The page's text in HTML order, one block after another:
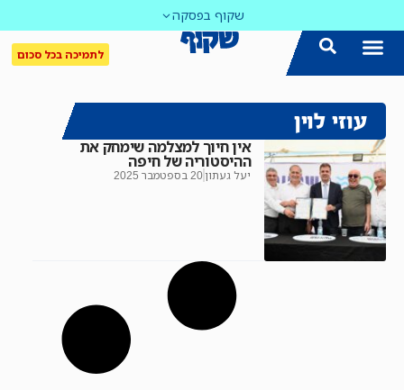
שקוף בפסקה
לתמיכה בכל סכום
עוזי לוין
אין חיוך למצלמה שימחק את
ההיסטוריה של חיפה
יעל געתון20 בספטמבר 2025